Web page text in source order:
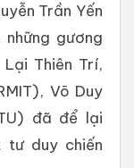
Trần Yến
những gương
Thiên Trí,
Võ Duy
đã để lại
tư duy chiến